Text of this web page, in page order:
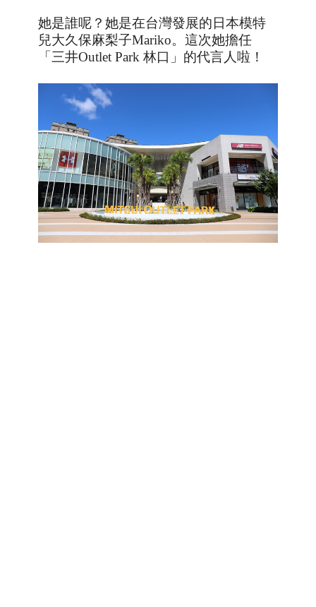
她是誰呢？她是在台灣發展的日本模特
兒大久保麻梨子Mariko。這次她擔任
「三井Outlet Park 林口 」的代言人啦！